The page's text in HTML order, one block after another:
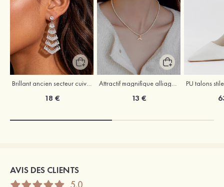
18 € 13 €
AVIS DES CLIENTS
5.0